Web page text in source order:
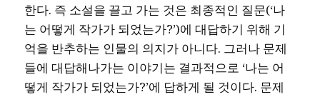
한다. 즉 소설을 끌고 가는 것은 최종적인 질문(‘나
는 어떻게 작가가 되었는가?’)에 대답하기 위해 기
억을 반추하는 인물의 의지가 아니다. 그러나 문제
들에 대답해나가는 이야기는 결과적으로 ‘나는 어
떻게 작가가 되었는가?’에 답하게 될 것이다. 문제